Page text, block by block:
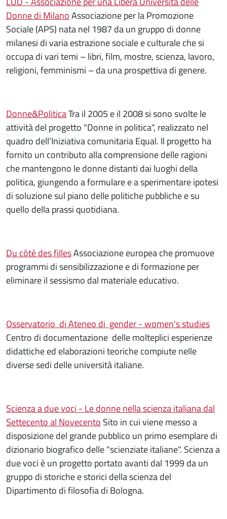
Donne di MilanoAssociazione per la Promozione
Sociale (APS) nata nel 1987 da un gruppo di donne
milanesi di varia estrazione sociale e culturale che si
occupa di vari temi – libri, film, mostre, scienza, lavoro,
religioni, femminismi – da una prospettiva di genere.
Donne&PoliticaTra il 2005 e il 2008 si sono svolte le
attività del progetto "Donne in politica", realizzato nel
quadro dell’Iniziativa comunitaria Equal. Il progetto ha
fornito un contributo alla comprensione delle ragioni
che mantengono le donne distanti dai luoghi della
politica, giungendo a formulare e a sperimentare ipotesi
di soluzione sul piano delle politiche pubbliche e su
quello della prassi quotidiana.
Du côté des fillesAssociazione europea che promuove
programmi di sensibilizzazione e di formazione per
eliminare il sessismo dal materiale educativo.
Osservatorio di Ateneo di gender - women's studies
Centro di documentazione delle molteplici esperienze
didattiche ed elaborazioni teoriche compiute nelle
diverse sedi delle università italiane.
Scienza a due voci - Le donne nella scienza italiana dal
Settecento al Novecento Sito in cui viene messo a
disposizione del grande pubblico un primo esemplare di
dizionario biografico delle "scienziate italiane". Scienza a
due voci è un progetto portato avanti dal 1999 da un
gruppo di storiche e storici della scienza del
Dipartimento di filosofia di Bologna.